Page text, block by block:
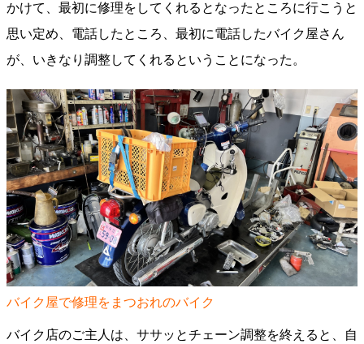
かけて、最初に修理をしてくれるとなったところに行こうと
思い定め、電話したところ、最初に電話したバイク屋さん
が、いきなり調整してくれるということになった。
バイク屋で修理をまつおれのバイク
バイク店のご主人は、ササッとチェーン調整を終えると、自